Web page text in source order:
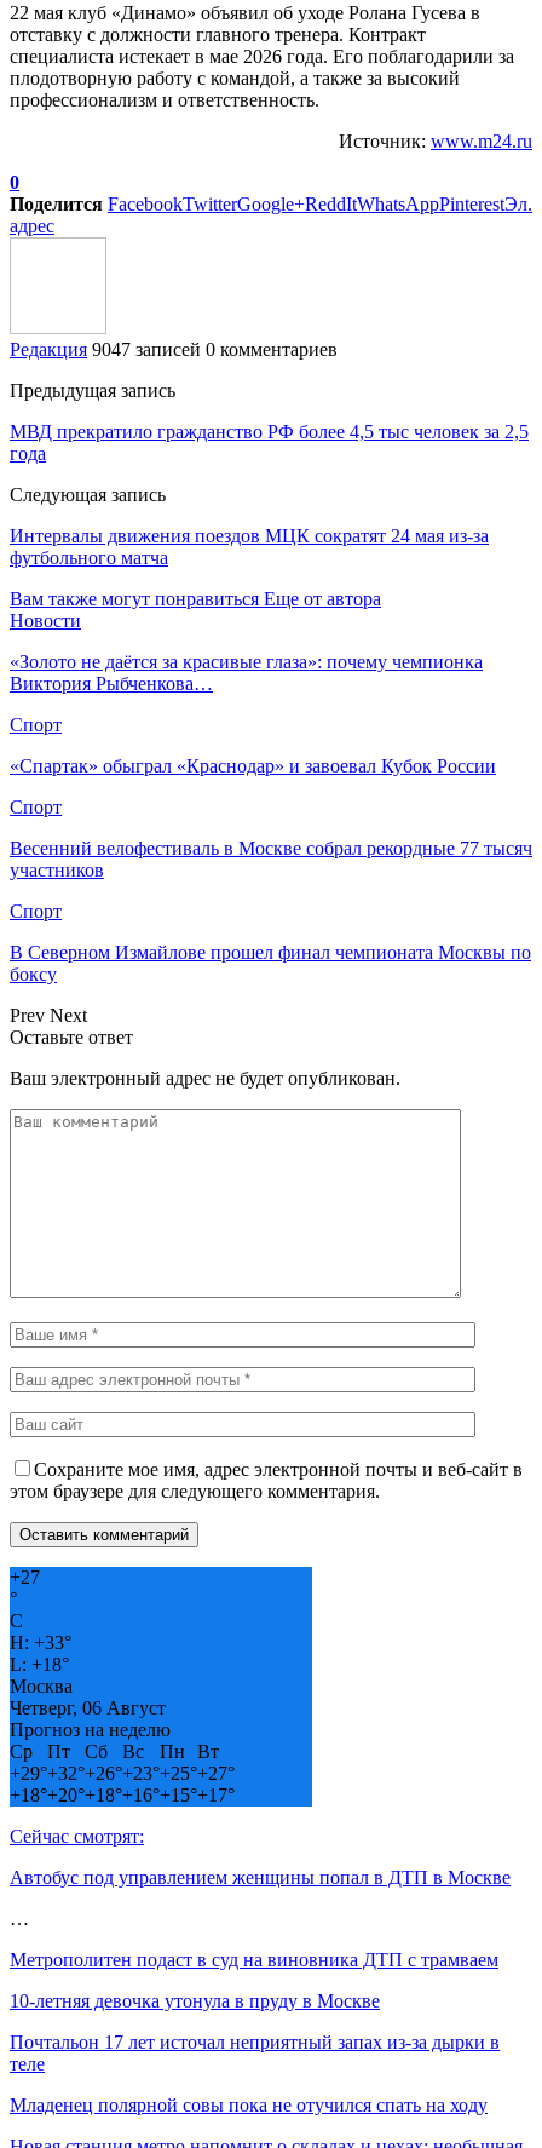
22 мая клуб «Динамо» объявил об уходе Ролана Гусева в
отставку с должности главного тренера. Контракт
специалиста истекает в мае 2026 года. Его поблагодарили за
плодотворную работу с командой, а также за высокий
профессионализм и ответственность.
Источник: www.m24.ru
0
Поделится FacebookTwitterGoogle+ReddItWhatsAppPinterestЭл.
адрес
Редакция 9047 записей 0 комментариев
Предыдущая запись
МВД прекратило гражданство РФ более 4,5 тыс человек за 2,5
года
Следующая запись
Интервалы движения поездов МЦК сократят 24 мая из-за
футбольного матча
Вам также могут понравиться Еще от автора
Новости
«Золото не даётся за красивые глаза»: почему чемпионка
Виктория Рыбченкова…
Спорт
«Спартак» обыграл «Краснодар» и завоевал Кубок России
Спорт
Весенний велофестиваль в Москве собрал рекордные 77 тысяч
участников
Спорт
В Северном Измайлове прошел финал чемпионата Москвы по
боксу
Prev Next
Оставьте ответ
Ваш электронный адрес не будет опубликован.
Сохраните мое имя, адрес электронной почты и веб-сайт в
этом браузере для следующего комментария.
+27
°
C
H: +33°
L: +18°
Москва
Четверг, 06 Август
Прогноз на неделю
Ср
Пт Сб Вс Пн
Вт
+29°+32°+26°+23°+25°+27°
+18°+20°+18°+16°+15°+17°
Сейчас смотрят:
Автобус под управлением женщины попал в ДТП в Москве
…
Метрополитен подаст в суд на виновника ДТП с трамваем
10-летняя девочка утонула в пруду в Москве
Почтальон 17 лет источал неприятный запах из-за дырки в
теле
Младенец полярной совы пока не отучился спать на ходу